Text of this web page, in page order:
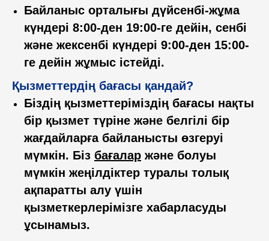
Байланыс орталығы дүйсенбі-жұма
күндері 8:00-ден 19:00-ге дейін, сенбі
және жексенбі күндері 9:00-ден 15:00-
ге дейін жұмыс істейді.
Қызметтердің бағасы қандай?
Біздің қызметтеріміздің бағасы нақты
бір қызмет түріне және белгілі бір
жағдайларға байланысты өзгеруі
мүмкін. Біз бағалар және болуы
мүмкін жеңілдіктер туралы толық
ақпаратты алу үшін
қызметкерлерімізге хабарласуды
ұсынамыз.